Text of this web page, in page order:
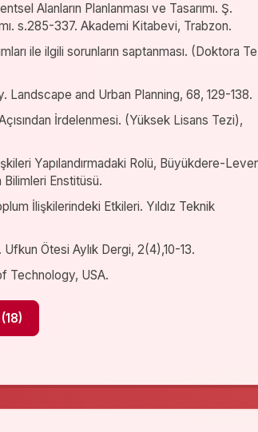
Alanların Planlanması ve Tasarımı. Ş.
s.285-337. Akademi Kitabevi, Trabzon.
ile ilgili sorunların saptanması. (Doktora
and Urban Planning, 68, 129-138.
İrdelenmesi. (Yüksek Lisans Tezi),
Yapılandırmadaki Rolü, Büyükdere-
Bilimleri Enstitüsü.
İlişkilerindeki Etkileri. Yıldız Teknik
Ötesi Aylık Dergi, 2(4),10-13.
Technology, USA.
Show All References (18)